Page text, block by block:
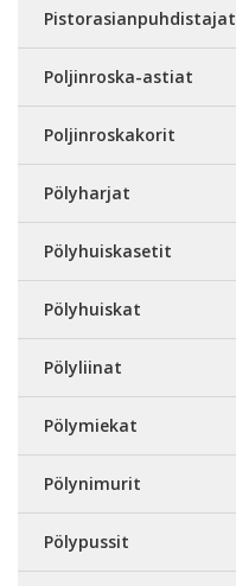
Pistorasianpuhdistajat
Poljinroska-astiat
Poljinroskakorit
Pölyharjat
Pölyhuiskasetit
Pölyhuiskat
Pölyliinat
Pölymiekat
Pölynimurit
Pölypussit